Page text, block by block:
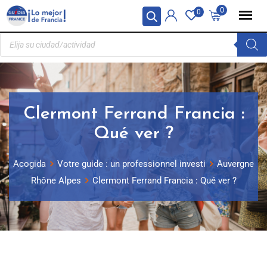
Panel de gestión de cookies 0
0
Clermont Ferrand Francia :
Qué ver ?
Acogida Votre guide : un professionnel investi
Auvergne
Rhône Alpes
Clermont Ferrand Francia : Qué ver ?